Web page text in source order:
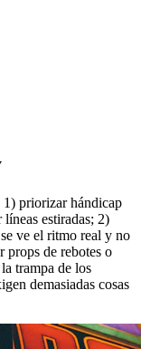
1) priorizar hándicap
estiradas; 2)
ve el ritmo real y no
props de rebotes o
trampa de los
demasiadas cosas